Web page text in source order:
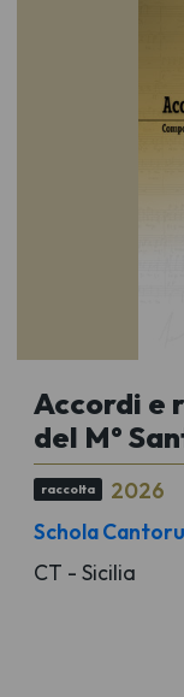
Accordi e
del M°
raccolta
2026
Schola
CT - Sicilia